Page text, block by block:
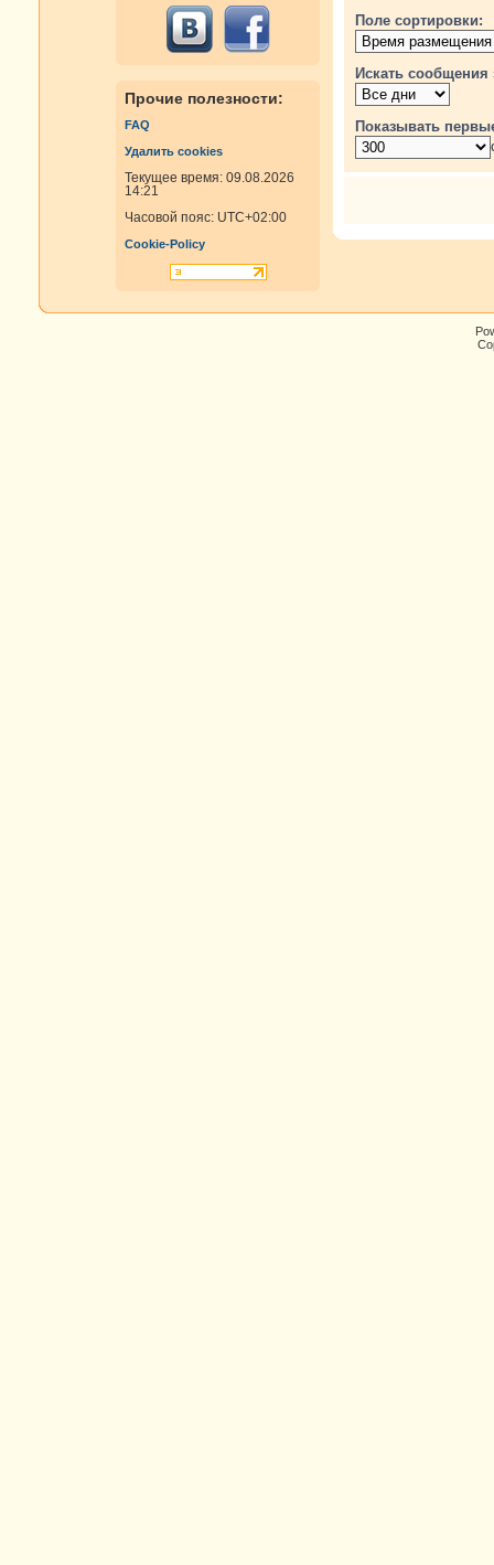
Прочие полезности:
FAQ
Удалить cookies
Текущее время: 09.08.2026
14:21
Часовой пояс: UTC+02:00
Cookie-Policy
Поле сортировки:
Искать сообщения
Показывать